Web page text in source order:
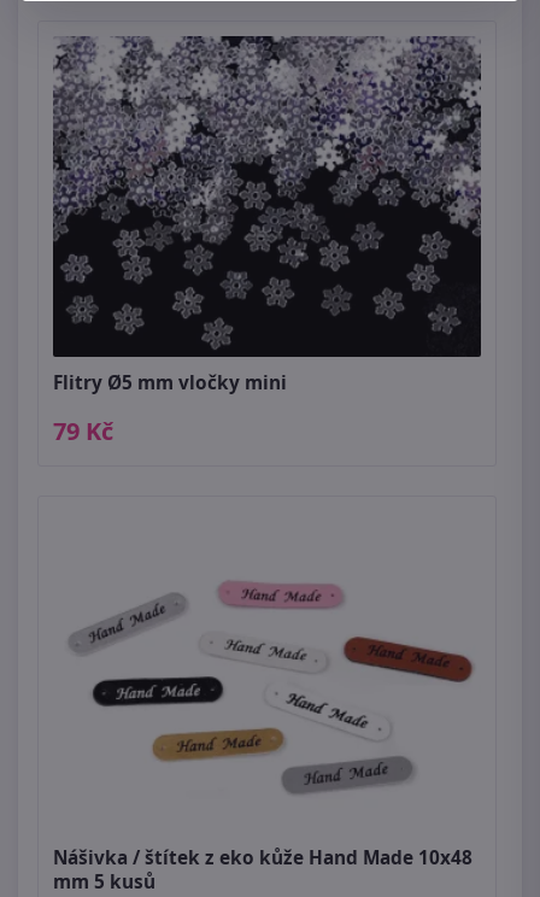
Flitry Ø5 mm vločky mini
79 Kč
Nášivka / štítek z eko kůže Hand Made 10x48
mm 5 kusů